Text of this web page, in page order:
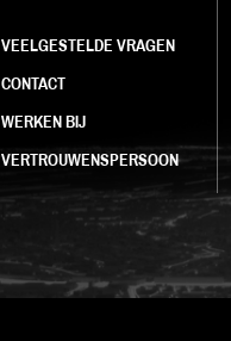
VEELGESTELDE VRAGEN
CONTACT
WERKEN BIJ
VERTROUWENSPERSOON